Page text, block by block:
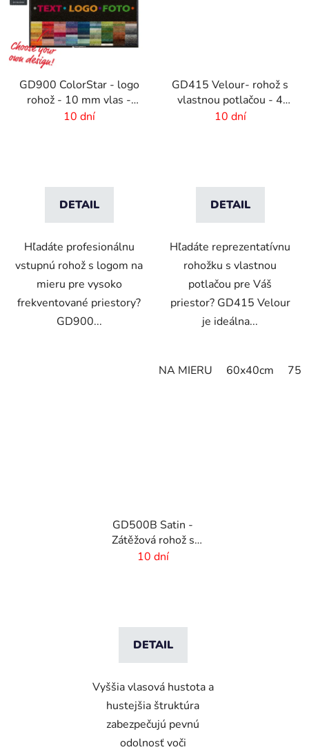
GD900 ColorStar - logo
rohož - 10 mm vlas -
rozmer na mieru
10 dní
DETAIL
Hľadáte profesionálnu
vstupnú rohož s logom na
mieru pre vysoko
frekventované priestory?
GD900...
GD415 Velour- rohož s
vlastnou potlačou - 4
mm vlas
10 dní
DETAIL
Hľadáte reprezentatívnu
rohožku s vlastnou
potlačou pre Váš
priestor? GD415 Velour
je ideálna...
NA MIERU 60x40cm
GD500B Satin -
Zátěžová rohož s
digitálnou potlačou a
10 dní
DETAIL
Vyššia vlasová hustota a
hustejšia štruktúra
zabezpečujú pevnú
odolnosť voči